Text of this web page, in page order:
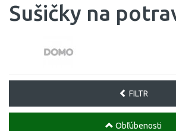
Sušičky na
FILTR
Obľúbenosti